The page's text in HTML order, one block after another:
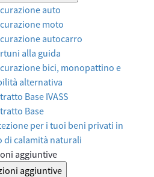
auto
moto
autocarro
alla guida
bici, monopattino e
alternativa
Base IVASS
Base
per i tuoi beni privati in
di calamità naturali
aggiuntive
aggiuntive